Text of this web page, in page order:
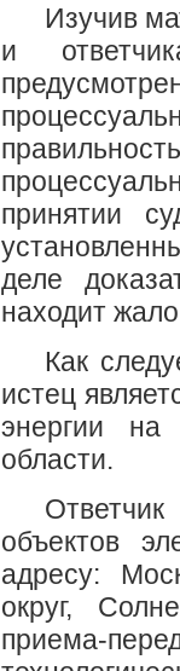
Изучив
и
принятии
деле
находит
Как
истец
энергии на
области.
объектов
адресу:
округ,
приема-